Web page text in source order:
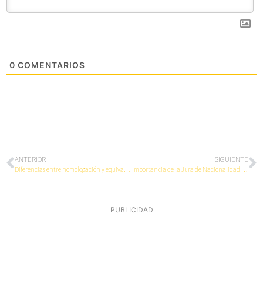
0 COMENTARIOS
ANTERIOR
Diferencias entre homologación y equivalencia de títulos
SIGUIENTE
Importancia de la Jura de Nacionalidad Española
PUBLICIDAD